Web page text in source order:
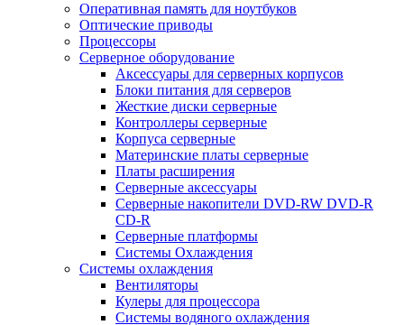
Оперативная память для ноутбуков
Оптические приводы
Процессоры
Серверное оборудование
Аксессуары для серверных корпусов
Блоки питания для серверов
Жесткие диски серверные
Контроллеры серверные
Корпуса серверные
Материнские платы серверные
Платы расширения
Серверные аксессуары
Серверные накопители DVD-RW DVD-R
CD-R
Серверные платформы
Системы Охлаждения
Системы охлаждения
Вентиляторы
Кулеры для процессора
Системы водяного охлаждения